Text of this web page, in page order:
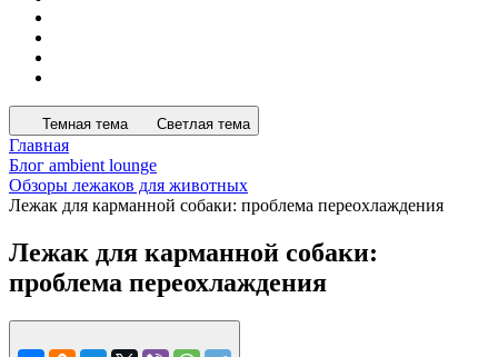
Темная тема Светлая тема
Главная
Блог ambient lounge
Обзоры лежаков для животных
Лежак для карманной собаки: проблема переохлаждения
Лежак для карманной собаки:
проблема переохлаждения